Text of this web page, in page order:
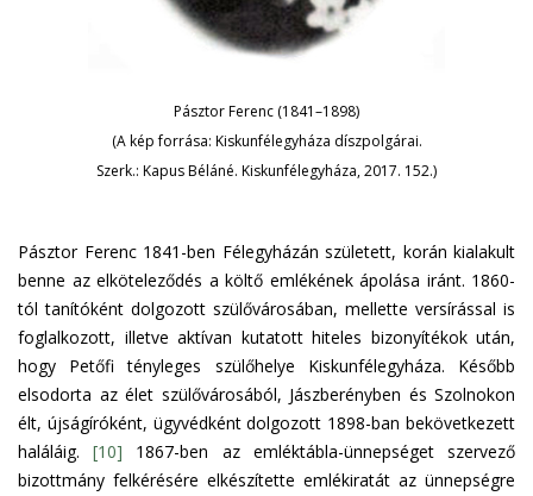
Pásztor Ferenc (1841–1898)
(A kép forrása: Kiskunfélegyháza díszpolgárai.
Szerk.: Kapus Béláné. Kiskunfélegyháza, 2017. 152.)
Pásztor Ferenc 1841-ben Félegyházán született, korán kialakult
benne az elköteleződés a költő emlékének ápolása iránt. 1860-
tól tanítóként dolgozott szülővárosában, mellette versírással is
foglalkozott, illetve aktívan kutatott hiteles bizonyítékok után,
hogy Petőfi tényleges szülőhelye Kiskunfélegyháza. Később
elsodorta az élet szülővárosából, Jászberényben és Szolnokon
élt, újságíróként, ügyvédként dolgozott 1898-ban bekövetkezett
haláláig.[10] 1867-ben az emléktábla-ünnepséget szervező
bizottmány felkérésére elkészítette emlékiratát az ünnepségre